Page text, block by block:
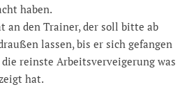
haben.
an den Trainer, der soll bitte ab
lassen, bis er sich gefangen
die reinste Arbeitsverveigerung was
hat.